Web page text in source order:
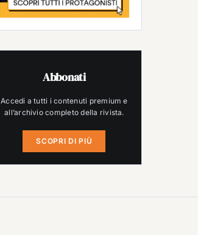
Abbonati
Accedi a tutti i contenuti premium e
all’archivio completo della rivista.
SCOPRI DI PIÙ